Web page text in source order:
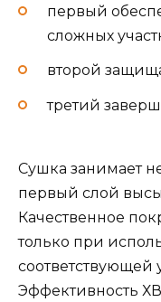
первый
сложных
второй
третий
Сушка занимает
первый слой
Качественное
только при
соответствующей
Эффективность